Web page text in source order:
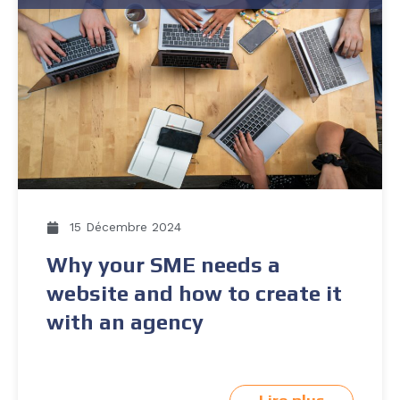
15 Décembre 2024
Why your SME needs a
website and how to create it
with an agency